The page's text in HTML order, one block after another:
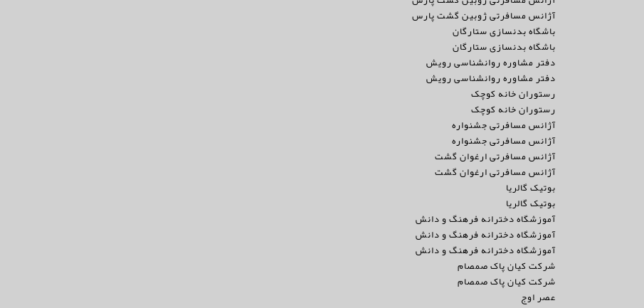
آژانس مسافرتی ژوبین گشت پارس
باشگاه بدنسازی ستارگان
باشگاه بدنسازی ستارگان
دفتر مشاوره روانشناسی رویش
دفتر مشاوره روانشناسی رویش
رستوران خانه کوچک
رستوران خانه کوچک
آژانس مسافرتی جشنواره
آژانس مسافرتی جشنواره
آژانس مسافرتی ارغوان گشت
آژانس مسافرتی ارغوان گشت
بوتیک گالریا
بوتیک گالریا
آموزشگاه دخترانه فرهنگ و دانش
آموزشگاه دخترانه فرهنگ و دانش
آموزشگاه دخترانه فرهنگ و دانش
شرکت کیان پاک صمصام
شرکت کیان پاک صمصام
عصر اوج